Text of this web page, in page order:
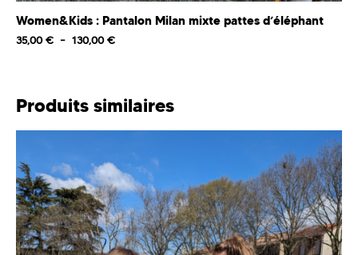
Women&Kids : Pantalon Milan mixte pattes d’éléphant
35,00€ – 130,00€
Produits similaires